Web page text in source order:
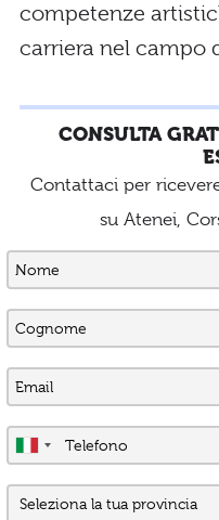
competenze
carriera nel campo
CONSULTA
Contattaci per
su Atenei,